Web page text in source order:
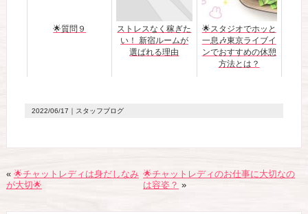
🌟質問９
ストレスなく稼ぎた
い！ 新宿ルームが
選ばれる理由
🌟スタジオでホッと
一息🎶東京ライブイ
ンでおすすめの休憩
方法とは？
2022/06/17 ｜スタッフブログ
« 🌟チャットレディは身だしなみ
が大切🌟
🌟チャットレディのお仕事に大切なの
は容姿？ »